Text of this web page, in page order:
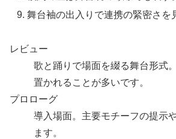
舞台袖の出入りで連携の緊密さを
レビュー
歌と踊りで場面を綴る舞台形式
置かれることが多いです。
プロローグ
導入場面。主要モチーフの提示
ます。